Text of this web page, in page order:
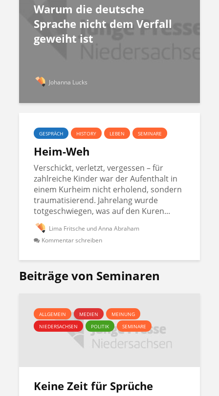
Warum die deutsche
Sprache nicht dem Verfall
geweiht ist
Johanna Lucks
GESPRÄCH HISTORY LEBEN SEMINARE
Heim-Weh
Verschickt, verletzt, vergessen – für
zahlreiche Kinder war der Aufenthalt in
einem Kurheim nicht erholend, sondern
traumatisierend. Jahrelang wurde
totgeschwiegen, was auf den Kuren...
Lima Fritsche und Anna Abraham
Kommentar schreiben
Beiträge von Seminaren
ALLGEMEIN MEDIEN
MEINUNG
NIEDERSACHSEN
POLITIK SEMINARE
Keine Zeit für Sprüche